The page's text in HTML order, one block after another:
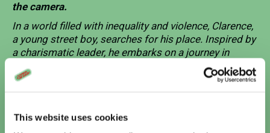
This website uses cookies
the camera.
In a world filled with inequality and violence, Clarence,
a young street boy, searches for his place. Inspired by
a charismatic leader, he embarks on a journey in
search of dignity and redemption.
This powerful film, which combines elements of a
been shown on the big screen in the Netherlands but
is an absolute must-see. It will be screened